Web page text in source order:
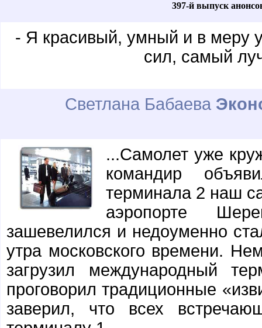
397-й выпуск
- Я красивый, умный и в меру
сил, самый
Светлана Бабаева
...Самолет уже
командир
терминала 2 наш
аэропорте
зашевелился и недоуменно
утра московского времени.
загрузил международный
проговорил традиционные
заверил, что всех